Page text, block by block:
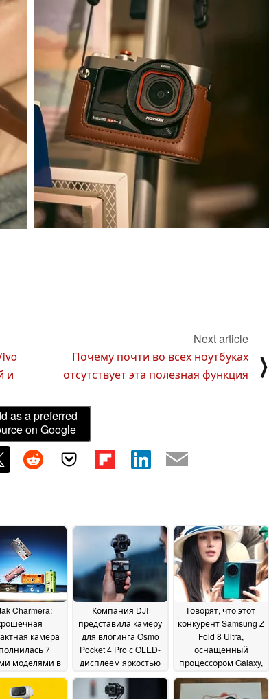
и
Next article
Почему почти во всех ноутбуках
отсутствует эта полезная функция
⟩
as a preferred
on Google
Charmera:
камера
7
моделями в
17 June
2026
Компания DJI
представила камеру
для влогинга Osmo
Pocket 4 Pro с OLED-
дисплеем яркостью
объективом с 3-
Говорят, что этот
конкурент Samsung Z
Fold 8 Ultra,
оснащенный
процессором Galaxy,